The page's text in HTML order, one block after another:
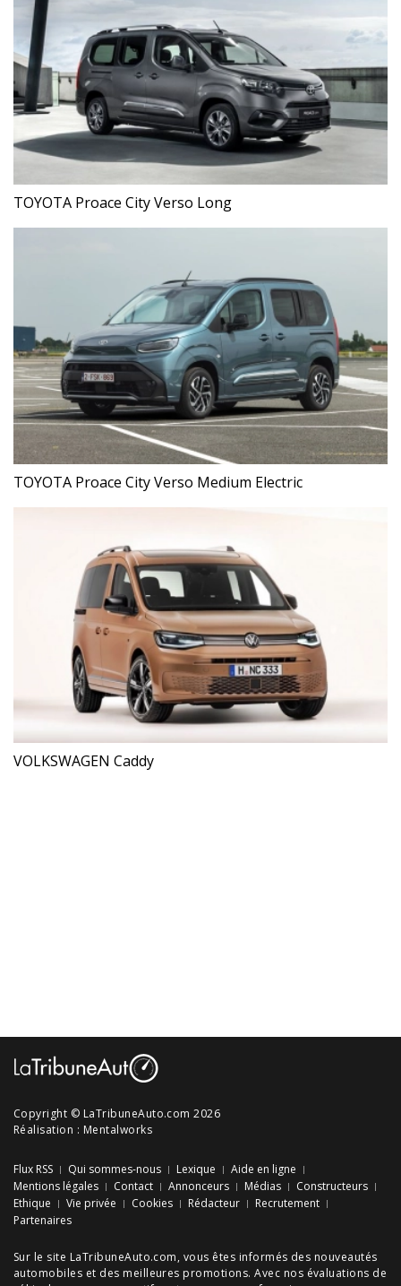
TOYOTA Proace City Verso Long
TOYOTA Proace City Verso Medium Electric
VOLKSWAGEN Caddy
Copyright © LaTribuneAuto.com 2026
Réalisation : Mentalworks
Flux RSS Qui sommes-nous Lexique
Aide en ligne
Mentions légales
Contact Annonceurs Médias
Constructeurs
Ethique
Vie privée Cookies Rédacteur
Recrutement
Partenaires
Sur le site LaTribuneAuto.com, vous êtes informés des nouveautés
automobiles et des meilleures promotions. Avec nos évaluations de